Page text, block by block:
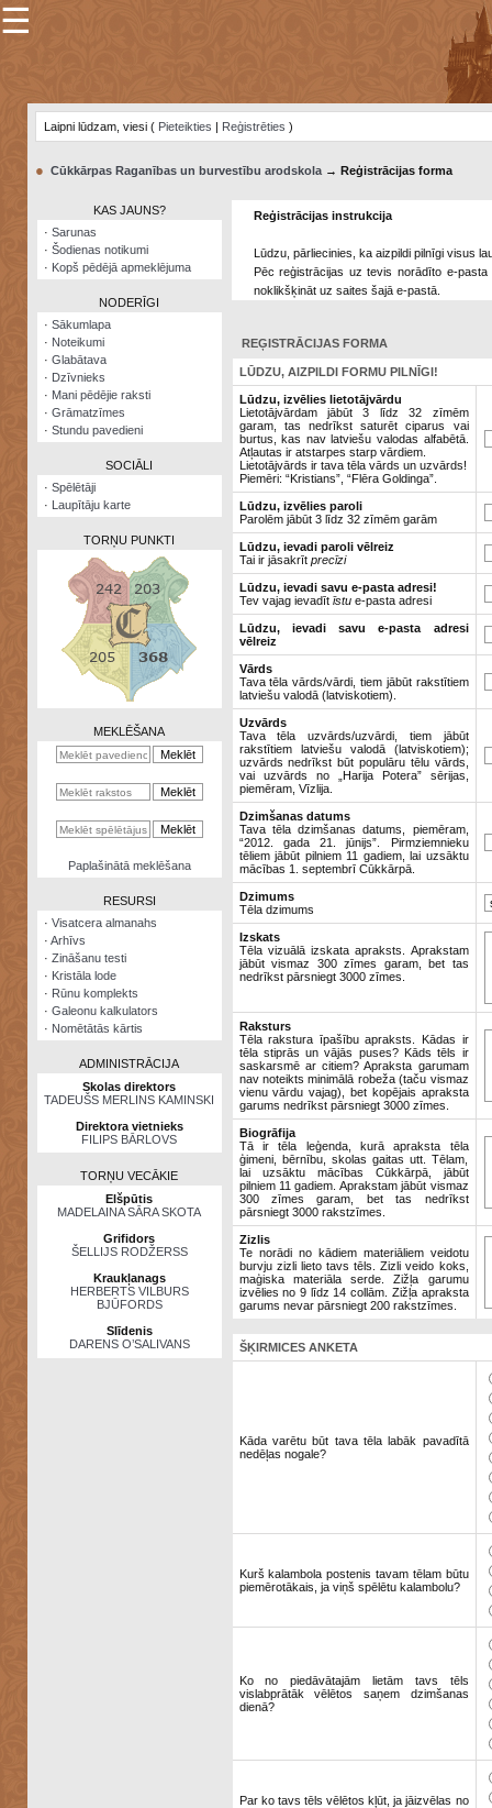
×
Šodienas
notikumi
Visatcera
almanahs
Arhīvs
Zināšanu
kalkulators
Nomētātās
☰
Laipni lūdzam, viesi ( Pieteikties | Reģistrēties )
● Cūkkārpas Raganības un burvestību arodskola→ Reģistrācijas forma
KAS JAUNS?
· Sarunas
· Šodienas notikumi
· Kopš pēdējā apmeklējuma
NODERĪGI
· Sākumlapa
· Noteikumi
· Glabātava
· Dzīvnieks
· Mani pēdējie raksti
· Grāmatzīmes
· Stundu pavedieni
SOCIĀLI
· Spēlētāji
· Laupītāju karte
TORŅU PUNKTI
MEKLĒŠANA
Paplašinātā meklēšana
RESURSI
· Visatcera almanahs
· Arhīvs
· Zināšanu testi
· Kristāla lode
· Rūnu komplekts
· Galeonu kalkulators
· Nomētātās kārtis
ADMINISTRĀCIJA
Skolas direktors
TADEUŠS MERLINS KAMINSKI
Direktora vietnieks
FILIPS BĀRLOVS
TORŅU VECĀKIE
Elšpūtis
MADELAINA SĀRA SKOTA
Grifidors
ŠELLIJS RODŽERSS
Kraukļanags
HERBERTS VILBURS
BJŪFORDS
Slīdenis
DARENS O’SALIVANS
Reģistrācijas instrukcija
Lūdzu, pārliecinies, ka aizpildi pilnīgi visus
Pēc reģistrācijas uz tevis norādīto e-
noklikšķināt uz saites šajā e-pastā.
REĢISTRĀCIJAS FORMA
LŪDZU, AIZPILDI FORMU PILNĪGI!
Lūdzu, izvēlies lietotājvārdu
Lietotājvārdam jābūt 3 līdz 32 zīmēm
garam, tas nedrīkst saturēt ciparus vai
burtus, kas nav latviešu valodas alfabētā.
Atļautas ir atstarpes starp vārdiem.
Lietotājvārds ir tava tēla vārds un uzvārds!
Piemēri: “Kristians”, “Flēra Goldinga”.
Lūdzu, izvēlies paroli
Parolēm jābūt 3 līdz 32 zīmēm garām
Lūdzu, ievadi paroli vēlreiz
Tai ir jāsakrīt precīzi
Lūdzu, ievadi savu e-pasta adresi!
Tev vajag ievadīt īstue-pasta adresi
Lūdzu, ievadi savu e-pasta adresi
vēlreiz
Vārds
Tava tēla vārds/vārdi, tiem jābūt rakstītiem
latviešu valodā (latviskotiem).
Uzvārds
Tava tēla uzvārds/uzvārdi, tiem jābūt
rakstītiem latviešu valodā (latviskotiem);
uzvārds nedrīkst būt populāru tēlu vārds,
vai uzvārds no „Harija Potera” sērijas,
piemēram, Vīzlija.
Dzimšanas datums
Tava tēla dzimšanas datums, piemēram,
“2012. gada 21. jūnijs”. Pirmziemnieku
tēliem jābūt pilniem 11 gadiem, lai uzsāktu
mācības 1. septembrī Cūkkārpā.
Dzimums
Tēla dzimums
Izskats
Tēla vizuālā izskata apraksts. Aprakstam
jābūt vismaz 300 zīmes garam, bet tas
nedrīkst pārsniegt 3000 zīmes.
Raksturs
Tēla rakstura īpašību apraksts. Kādas ir
tēla stiprās un vājās puses? Kāds tēls ir
saskarsmē ar citiem? Apraksta garumam
nav noteikts minimālā robeža (taču vismaz
vienu vārdu vajag), bet kopējais apraksta
garums nedrīkst pārsniegt 3000 zīmes.
Biogrāfija
Tā ir tēla leģenda, kurā apraksta tēla
ģimeni, bērnību, skolas gaitas utt. Tēlam,
lai uzsāktu mācības Cūkkārpā, jābūt
pilniem 11 gadiem. Aprakstam jābūt vismaz
300 zīmes garam, bet tas nedrīkst
pārsniegt 3000 rakstzīmes.
Zizlis
Te norādi no kādiem materiāliem veidotu
burvju zizli lieto tavs tēls. Zizli veido koks,
maģiska materiāla serde. Zižļa garumu
izvēlies no 9 līdz 14 collām. Zižļa apraksta
garums nevar pārsniegt 200 rakstzīmes.
ŠĶIRMICES ANKETA
Kāda varētu būt tava tēla labāk pavadītā
nedēļas nogale?
Kurš kalambola postenis tavam tēlam būtu
piemērotākais, ja viņš spēlētu kalambolu?
Ko no piedāvātajām lietām tavs tēls
vislabprātāk vēlētos saņem dzimšanas
dienā?
Par ko tavs tēls vēlētos kļūt, ja jāizvēlas no